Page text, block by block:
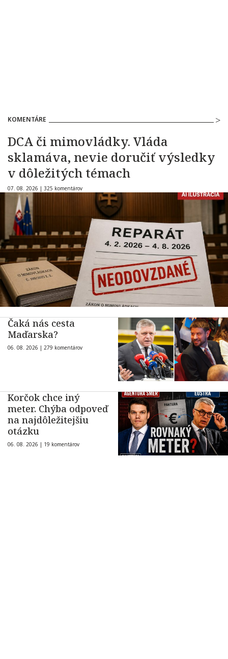
KOMENTÁRE
DCA či mimovládky. Vláda
sklamáva, nevie doručiť výsledky
v dôležitých témach
07. 08. 2026 | 325 komentárov
Čaká nás cesta
Maďarska?
06. 08. 2026 | 279 komentárov
Korčok chce iný
meter. Chýba odpoveď
na najdôležitejšiu
otázku
06. 08. 2026 | 19 komentárov